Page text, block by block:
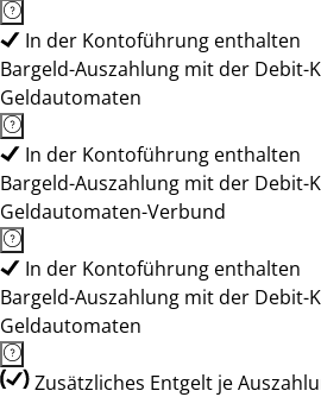
In der Kontoführung enthalten
Bargeld-Auszahlung mit der Debit-
Geldautomaten
In der Kontoführung enthalten
Bargeld-Auszahlung mit der Debit-
Geldautomaten-Verbund
In der Kontoführung enthalten
Bargeld-Auszahlung mit der Debit-
Geldautomaten
Zusätzliches Entgelt je